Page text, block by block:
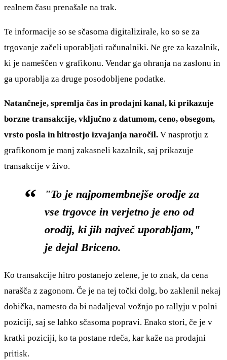
realnem času prenašale na trak.
Te informacije so se sčasoma digitalizirale, ko so se za
trgovanje začeli uporabljati računalniki. Ne gre za kazalnik,
ki je nameščen v grafikonu. Vendar ga ohranja na zaslonu in
ga uporablja za druge posodobljene podatke.
Natančneje, spremlja čas in prodajni kanal, ki prikazuje
borzne transakcije, vključno z datumom, ceno, obsegom,
vrsto posla in hitrostjo izvajanja naročil. V nasprotju z
grafikonom je manj zakasneli kazalnik, saj prikazuje
transakcije v živo.
"To je najpomembnejše orodje za
vse trgovce in verjetno je eno od
orodij, ki jih največ uporabljam,"
je dejal Briceno.
Ko transakcije hitro postanejo zelene, je to znak, da cena
narašča z zagonom. Če je na tej točki dolg, bo zaklenil nekaj
dobička, namesto da bi nadaljeval vožnjo po rallyju v polni
poziciji, saj se lahko sčasoma popravi. Enako stori, če je v
kratki poziciji, ko ta postane rdeča, kar kaže na prodajni
pritisk.